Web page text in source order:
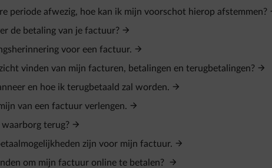
periode afwezig, hoe kan ik mijn voorschot hierop afstemmen?
de betaling van je factuur?
voor een factuur.
vinden van mijn facturen, betalingen en terugbetalingen?
en hoe ik terugbetaald zal worden.
van een factuur verlengen.
terug?
zijn voor mijn factuur.
om mijn factuur online te betalen?